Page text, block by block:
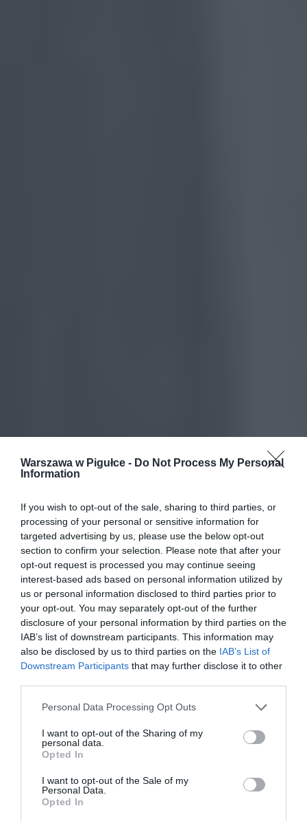
Warszawa w Pigułce - Do Not Process My Personal
Information
If you wish to opt-out of the sale, sharing to third parties, or
processing of your personal or sensitive information for
targeted advertising by us, please use the below opt-out
section to confirm your selection. Please note that after your
opt-out request is processed you may continue seeing
interest-based ads based on personal information utilized by
us or personal information disclosed to third parties prior to
your opt-out. You may separately opt-out of the further
disclosure of your personal information by third parties on the
IAB’s list of downstream participants. This information may
also be disclosed by us to third parties on the IAB’s List of
Downstream Participants that may further disclose it to other
Personal Data Processing Opt Outs
I want to opt-out of the Sharing of my
personal data.
Opted In
I want to opt-out of the Sale of my
Personal Data.
Opted In